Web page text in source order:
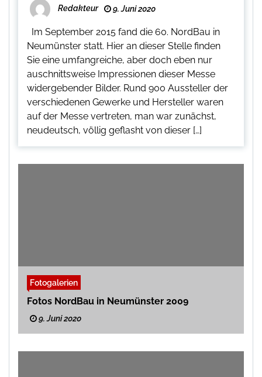
Redakteur 9. Juni 2020
Im September 2015 fand die 60. NordBau in
Neumünster statt. Hier an dieser Stelle finden
Sie eine umfangreiche, aber doch eben nur
auschnittsweise Impressionen dieser Messe
widergebender Bilder. Rund 900 Aussteller der
verschiedenen Gewerke und Hersteller waren
auf der Messe vertreten, man war zunächst,
neudeutsch, völlig geflasht von dieser […]
Fotogalerien
Fotos NordBau in Neumünster 2009
9. Juni 2020